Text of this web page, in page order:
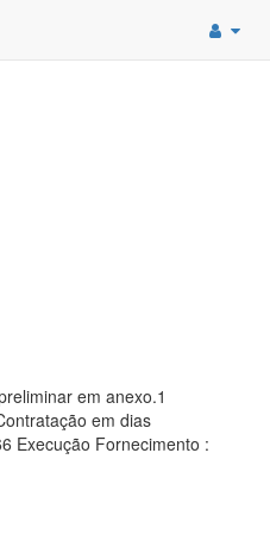
em anexo.1
em dias
Execução Fornecimento :